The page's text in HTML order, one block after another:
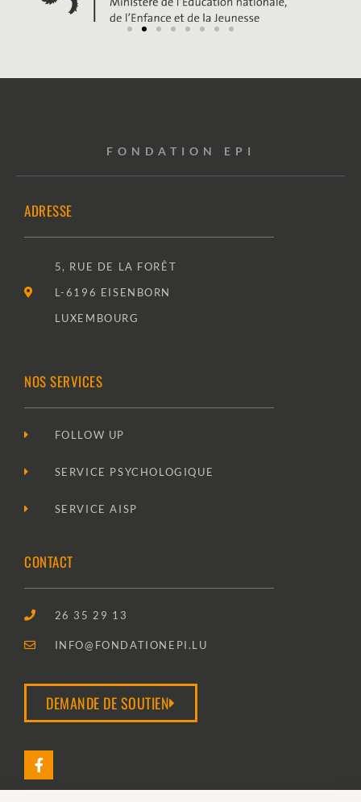
FONDATION EPI
ADRESSE
5, RUE DE LA FORÊT
L-6196 EISENBORN
LUXEMBOURG
NOS SERVICES
FOLLOW UP
SERVICE PSYCHOLOGIQUE
SERVICE AISP
CONTACT
26 35 29 13
INFO@FONDATIONEPI.LU
DEMANDE DE SOUTIEN